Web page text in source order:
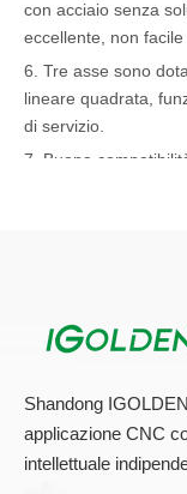
con acciaio senza
eccellente, non facile
6. Tre asse sono
lineare quadrata,
di servizio.
7. Buona
a 4 assi per
In questo viaggio per
una guida
Shandong
applicazione CNC
intellettuale